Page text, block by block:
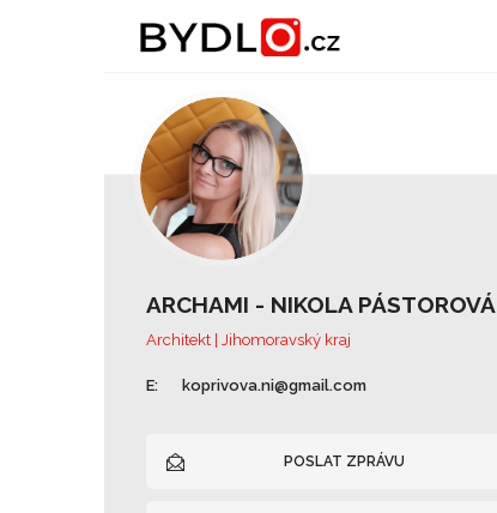
ARCHAMI - NIKOLA PÁSTOROVÁ
Architekt | Jihomoravský kraj
E: koprivova.ni@gmail.com
POSLAT ZPRÁVU